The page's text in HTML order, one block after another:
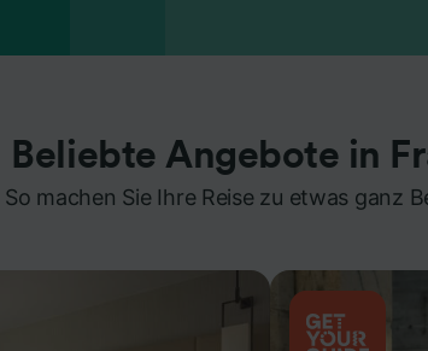
Beliebte Angebote in
So machen Sie Ihre Reise zu etwas ganz